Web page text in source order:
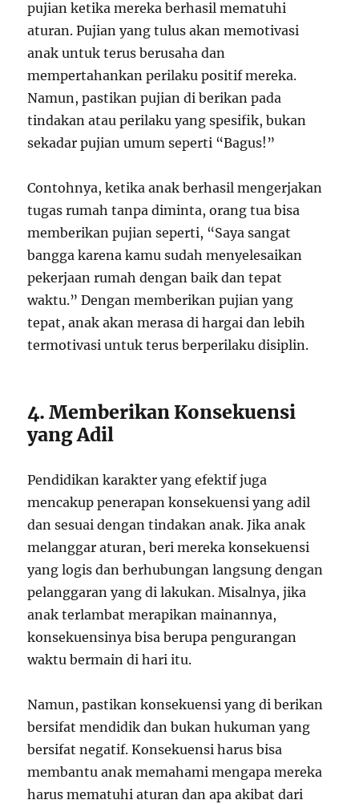
pujian ketika mereka berhasil mematuhi
aturan. Pujian yang tulus akan memotivasi
anak untuk terus berusaha dan
mempertahankan perilaku positif mereka.
Namun, pastikan pujian di berikan pada
tindakan atau perilaku yang spesifik, bukan
sekadar pujian umum seperti “Bagus!”
Contohnya, ketika anak berhasil mengerjakan
tugas rumah tanpa diminta, orang tua bisa
memberikan pujian seperti, “Saya sangat
bangga karena kamu sudah menyelesaikan
pekerjaan rumah dengan baik dan tepat
waktu.” Dengan memberikan pujian yang
tepat, anak akan merasa di hargai dan lebih
termotivasi untuk terus berperilaku disiplin.
4. Memberikan Konsekuensi
yang Adil
Pendidikan karakter yang efektif juga
mencakup penerapan konsekuensi yang adil
dan sesuai dengan tindakan anak. Jika anak
melanggar aturan, beri mereka konsekuensi
yang logis dan berhubungan langsung dengan
pelanggaran yang di lakukan. Misalnya, jika
anak terlambat merapikan mainannya,
konsekuensinya bisa berupa pengurangan
waktu bermain di hari itu.
Namun, pastikan konsekuensi yang di berikan
bersifat mendidik dan bukan hukuman yang
bersifat negatif. Konsekuensi harus bisa
membantu anak memahami mengapa mereka
harus mematuhi aturan dan apa akibat dari